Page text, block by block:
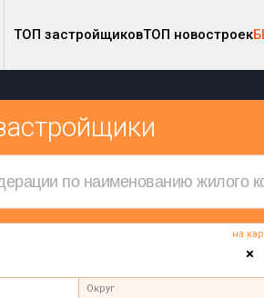
ТОП застройщиковТОП новостроек
на
×
Округ